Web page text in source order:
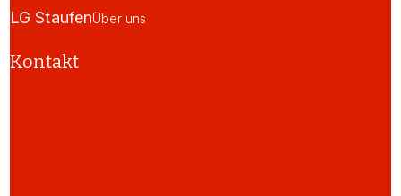
LG StaufenÜber uns
Kontakt